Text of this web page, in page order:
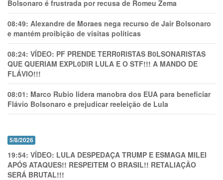
Bolsonaro é frustrada por recusa de Romeu Zema
08:49: Alexandre de Moraes nega recurso de Jair Bolsonaro
e mantém proibição de visitas políticas
08:24: VÍDEO: PF PRENDE TERR0RlSTAS B0LSONARlSTAS
QUE QUERIAM EXPL0DlR LULA E O STF!!! A MANDO DE
FLÁVIO!!!
08:01: Marco Rubio lidera manobra dos EUA para beneficiar
Flávio Bolsonaro e prejudicar reeleição de Lula
5/8/2026
19:54: VÍDEO: LULA DESPEDAÇA TRUMP E ESMAGA MILEI
APÓS ATAQUES!! RESPEITEM O BRASIL!! RETALIAÇÃO
SERÁ BRUTAL!!!